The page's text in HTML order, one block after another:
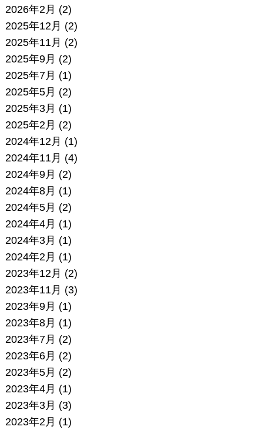
2026年2月 (2)
2025年12月 (2)
2025年11月 (2)
2025年9月 (2)
2025年7月 (1)
2025年5月 (2)
2025年3月 (1)
2025年2月 (2)
2024年12月 (1)
2024年11月 (4)
2024年9月 (2)
2024年8月 (1)
2024年5月 (2)
2024年4月 (1)
2024年3月 (1)
2024年2月 (1)
2023年12月 (2)
2023年11月 (3)
2023年9月 (1)
2023年8月 (1)
2023年7月 (2)
2023年6月 (2)
2023年5月 (2)
2023年4月 (1)
2023年3月 (3)
2023年2月 (1)